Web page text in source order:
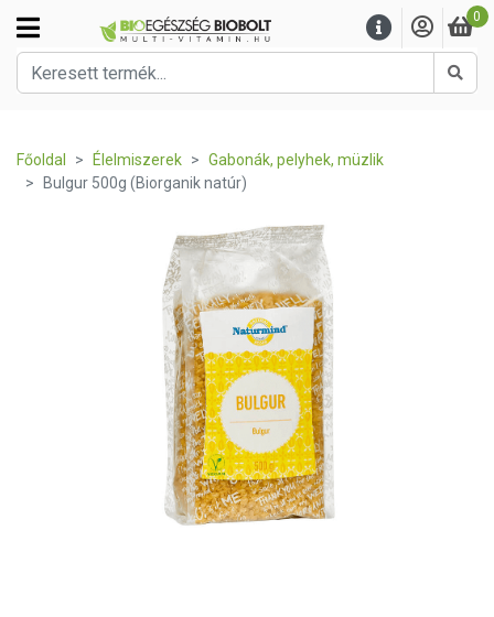
0
Főoldal Élelmiszerek
Gabonák, pelyhek, müzlik
Bulgur 500g (Biorganik natúr)